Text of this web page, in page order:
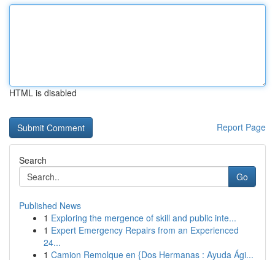
HTML is disabled
Report Page
Search
Go
Published News
1 Exploring the mergence of skill and public inte...
1 Expert Emergency Repairs from an Experienced
24...
1 Camion Remolque en {Dos Hermanas : Ayuda Ági...